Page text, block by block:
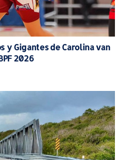
y Gigantes de Carolina van
2026